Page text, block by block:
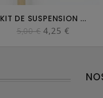
KIT DE SUSPENSION ...
5,00 € 4,25 €